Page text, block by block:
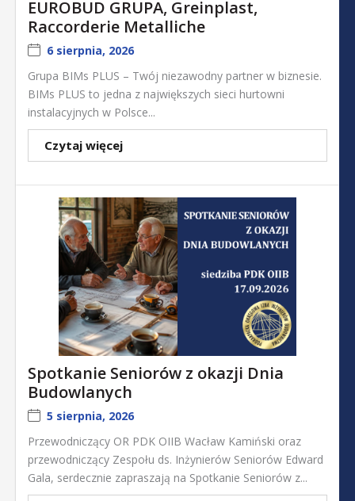
EUROBUD GRUPA, Greinplast,
Raccorderie Metalliche
6 sierpnia, 2026
Grupa BIMs PLUS – Twój niezawodny partner w biznesie.
BIMs PLUS to jedna z największych sieci hurtowni
instalacyjnych w Polsce...
Czytaj więcej
Spotkanie Seniorów z okazji Dnia
Budowlanych
5 sierpnia, 2026
Przewodniczący OR PDK OIIB Wacław Kamiński oraz
przewodniczący Zespołu ds. Inżynierów Seniorów Edward
Gala, serdecznie zapraszają na Spotkanie Seniorów z...